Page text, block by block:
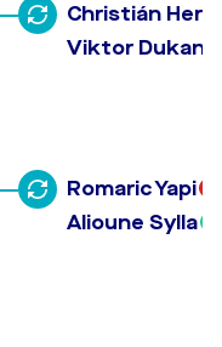
Christián Herc
Viktor
Romaric Yapi
Alioune Sylla